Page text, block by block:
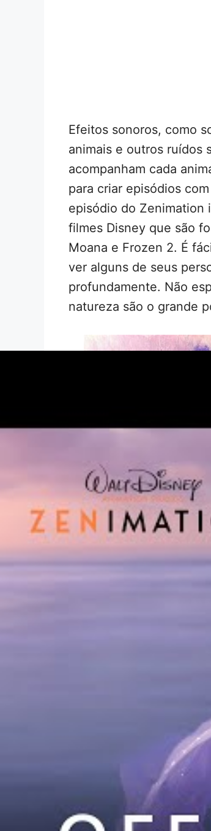
Efeitos sonoros, como
animais e outros ruídos
acompanham cada
para criar episódios
episódio do Zenimation
filmes Disney que são
Moana e Frozen 2. É
ver alguns de seus
profundamente. Não
natureza são o grande